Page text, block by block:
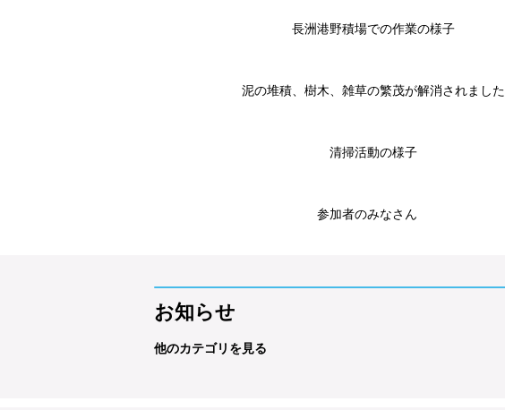
長洲港野積場での作業の様子
泥の堆積、樹木、雑草の繁茂が解消されました
清掃活動の様子
参加者のみなさん
お知らせ
他のカテゴリを見る